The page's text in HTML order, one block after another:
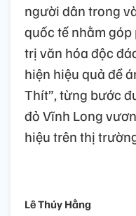
người dân trong
quốc tế nhằm
trị văn hóa độc
hiện hiệu quả đề
Thít”, từng bước
đỏ Vĩnh Long
hiệu trên thị
Lê Thúy Hằng